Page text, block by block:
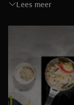
nauwkeurig wordt
Lees meer